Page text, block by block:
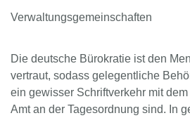
Verwaltungsgemeinschaften
Die deutsche Bürokratie ist den
vertraut, sodass gelegentliche
ein gewisser Schriftverkehr mit
Amt an der Tagesordnung sind. In